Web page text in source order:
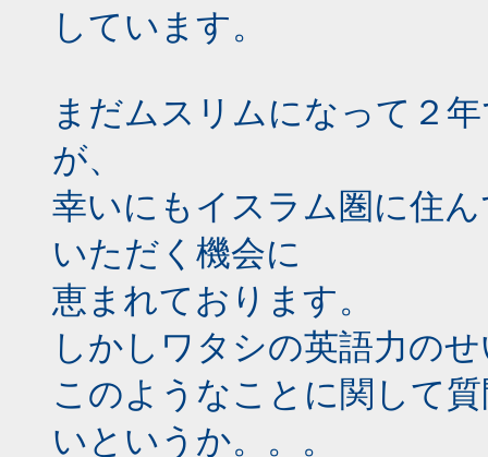
しています。
まだムスリムになって２
が、
幸いにもイスラム圏に住
いただく機会に
恵まれております。
しかしワタシの英語力の
このようなことに関して
いというか。。。